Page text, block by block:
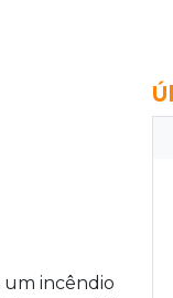
incêndio